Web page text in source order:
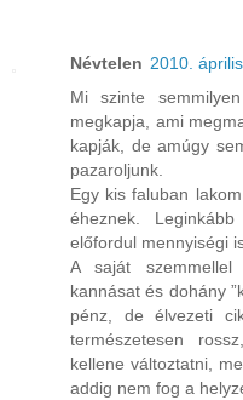
Névtelen 2010.
Mi szinte
megkapja, ami
kapják, de amúgy
pazaroljunk.
Egy kis faluban
éheznek.
előfordul mennyiségi
A saját
kannásat és dohány
pénz, de élvezeti
természetesen
kellene változtatni,
addig nem fog a